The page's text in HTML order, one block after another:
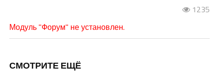
1235
Модуль "Форум" не установлен.
СМОТРИТЕ ЕЩЁ